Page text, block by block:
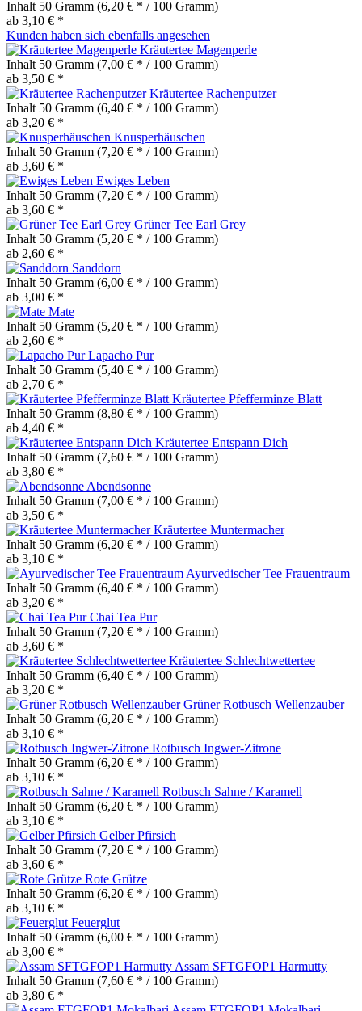
Inhalt 50 Gramm (6,20 € * / 100 Gramm)
ab 3,10 € *
Kunden haben sich ebenfalls angesehen
Kräutertee Magenperle
Inhalt 50 Gramm (7,00 € * / 100 Gramm)
ab 3,50 € *
Kräutertee Rachenputzer
Inhalt 50 Gramm (6,40 € * / 100 Gramm)
ab 3,20 € *
Knusperhäuschen
Inhalt 50 Gramm (7,20 € * / 100 Gramm)
ab 3,60 € *
Ewiges Leben
Inhalt 50 Gramm (7,20 € * / 100 Gramm)
ab 3,60 € *
Grüner Tee Earl Grey
Inhalt 50 Gramm (5,20 € * / 100 Gramm)
ab 2,60 € *
Sanddorn
Inhalt 50 Gramm (6,00 € * / 100 Gramm)
ab 3,00 € *
Mate
Inhalt 50 Gramm (5,20 € * / 100 Gramm)
ab 2,60 € *
Lapacho Pur
Inhalt 50 Gramm (5,40 € * / 100 Gramm)
ab 2,70 € *
Kräutertee Pfefferminze Blatt
Inhalt 50 Gramm (8,80 € * / 100 Gramm)
ab 4,40 € *
Kräutertee Entspann Dich
Inhalt 50 Gramm (7,60 € * / 100 Gramm)
ab 3,80 € *
Abendsonne
Inhalt 50 Gramm (7,00 € * / 100 Gramm)
ab 3,50 € *
Kräutertee Muntermacher
Inhalt 50 Gramm (6,20 € * / 100 Gramm)
ab 3,10 € *
Ayurvedischer Tee Frauentraum
Inhalt 50 Gramm (6,40 € * / 100 Gramm)
ab 3,20 € *
Chai Tea Pur
Inhalt 50 Gramm (7,20 € * / 100 Gramm)
ab 3,60 € *
Kräutertee Schlechtwettertee
Inhalt 50 Gramm (6,40 € * / 100 Gramm)
ab 3,20 € *
Grüner Rotbusch Wellenzauber
Inhalt 50 Gramm (6,20 € * / 100 Gramm)
ab 3,10 € *
Rotbusch Ingwer-Zitrone
Inhalt 50 Gramm (6,20 € * / 100 Gramm)
ab 3,10 € *
Rotbusch Sahne / Karamell
Inhalt 50 Gramm (6,20 € * / 100 Gramm)
ab 3,10 € *
Gelber Pfirsich
Inhalt 50 Gramm (7,20 € * / 100 Gramm)
ab 3,60 € *
Rote Grütze
Inhalt 50 Gramm (6,20 € * / 100 Gramm)
ab 3,10 € *
Feuerglut
Inhalt 50 Gramm (6,00 € * / 100 Gramm)
ab 3,00 € *
Assam SFTGFOP1 Harmutty
Inhalt 50 Gramm (7,60 € * / 100 Gramm)
ab 3,80 € *